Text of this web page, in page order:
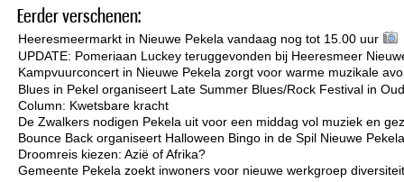
Eerder verschenen:
Heeresmeermarkt in Nieuwe Pekela vandaag nog tot 15.00 uur
UPDATE: Pomeriaan Luckey teruggevonden bij Heeresmeer
Kampvuurconcert in Nieuwe Pekela zorgt voor warme muzikale
Blues in Pekel organiseert Late Summer Blues/Rock Festival in
Column: Kwetsbare kracht
De Zwalkers nodigen Pekela uit voor een middag vol muziek en
Bounce Back organiseert Halloween Bingo in de Spil Nieuwe Pekela
Droomreis kiezen: Azië of Afrika?
Gemeente Pekela zoekt inwoners voor nieuwe werkgroep